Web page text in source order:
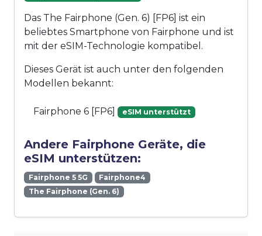
Das The Fairphone (Gen. 6) [FP6] ist ein
beliebtes Smartphone von Fairphone und ist
mit der eSIM-Technologie kompatibel.
Dieses Gerät ist auch unter den folgenden
Modellen bekannt:
Fairphone 6 [FP6] eSIM unterstützt
Andere Fairphone Geräte, die
eSIM unterstützen:
Fairphone 5 5G
Fairphone4
The Fairphone (Gen. 6)